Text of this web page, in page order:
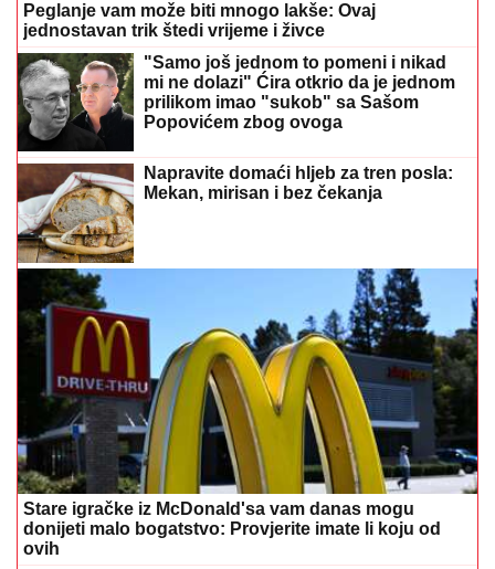
Peglanje vam može biti mnogo lakše: Ovaj
jednostavan trik štedi vrijeme i živce
"Samo još jednom to pomeni i nikad
mi ne dolazi" Ćira otkrio da je jednom
prilikom imao "sukob" sa Sašom
Popovićem zbog ovoga
Napravite domaći hljeb za tren posla:
Mekan, mirisan i bez čekanja
Stare igračke iz McDonald'sa vam danas mogu
donijeti malo bogatstvo: Provjerite imate li koju od
ovih